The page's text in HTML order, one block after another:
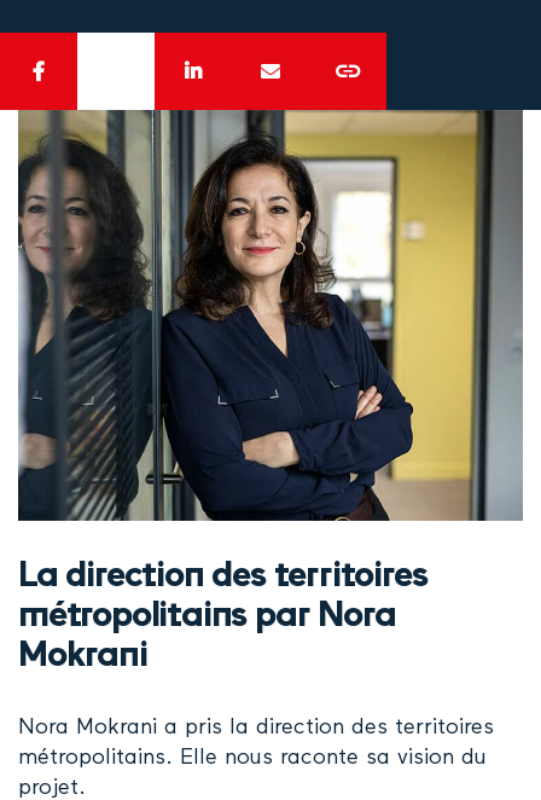
La direction des territoires
métropolitains par Nora
Mokrani
Nora Mokrani a pris la direction des territoires
métropolitains. Elle nous raconte sa vision du
projet.